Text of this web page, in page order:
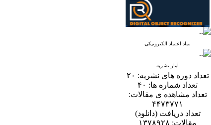
نماد اعتماد الکترونیکی
آمار نشریه
تعداد دوره های نشریه: ۲۰
تعداد شماره ها: ۴۰
تعداد مشاهده ی مقالات:
۴۴۷۳۷۷۱
تعداد دریافت (دانلود)
مقالات: ۱۳۷۸۹۲۸